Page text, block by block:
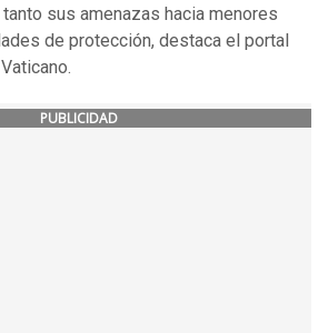
sus amenazas hacia menores
de protección, destaca el portal
PUBLICIDAD